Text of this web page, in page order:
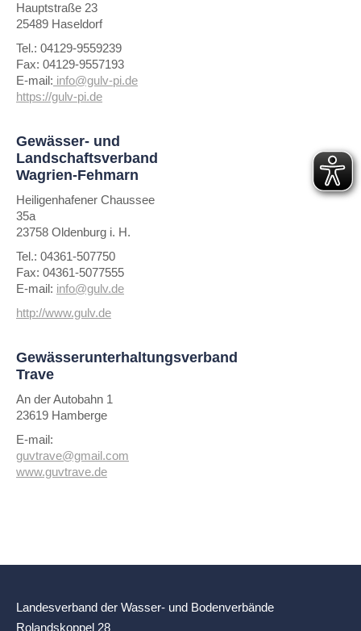
Hauptstraße 23
25489 Haseldorf
Tel.: 04129-9559239
Fax: 04129-9557193
E-mail: info@gulv-pi.de
https://gulv-pi.de
Gewässer- und
Landschaftsverband
Wagrien-Fehmarn
Heiligenhafener Chaussee
35a
23758 Oldenburg i. H.
Tel.: 04361-507750
Fax: 04361-5077555
E-mail: info@gulv.de
http://www.gulv.de
Gewässerunterhaltungsverband
Trave
An der Autobahn 1
23619 Hamberge
E-mail:
guvtrave@gmail.com
www.guvtrave.de
Landesverband der Wasser- und Bodenverbände
Rolandskoppel 28